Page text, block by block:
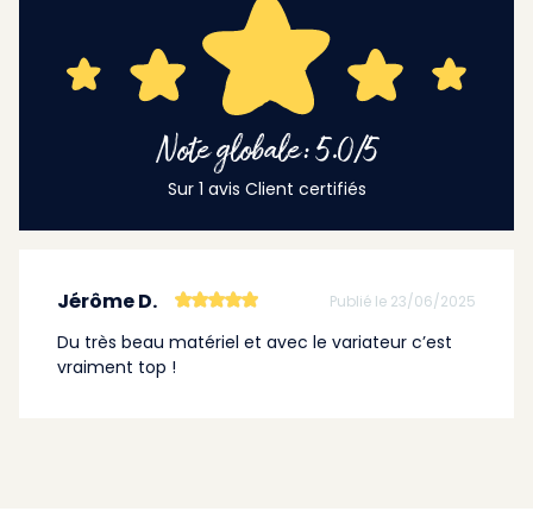
Jérôme D. Publié le 23/06/2025
Du très beau matériel et avec le variateur c’est
vraiment top !
Note globale: 5.0/5
Sur 1 avis Client certifiés